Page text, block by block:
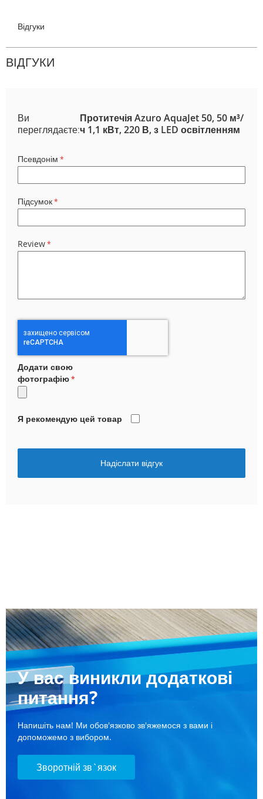
Відгуки
ВІДГУКИ
Ви
переглядаєте:
Протитечія Azuro AquaJet 50, 50 м³/
ч 1,1 кВт, 220 В, з LED освітленням
Псевдонім
Підсумок
Review
Додати свою
фотографію
Я рекомендую цей товар
Надіслати відгук
У вас виникли додаткові
питання?
Напишіть нам! Ми обов'язково зв'яжемося з вами і
допоможемо з вибором.
Зворотній зв`язок